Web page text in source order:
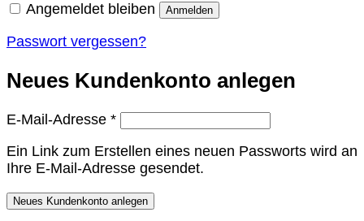
Angemeldet bleiben Anmelden
Passwort vergessen?
Neues Kundenkonto anlegen
E-Mail-Adresse *Erforderlich
Ein Link zum Erstellen eines neuen Passworts wird an
Ihre E-Mail-Adresse gesendet.
Neues Kundenkonto anlegen